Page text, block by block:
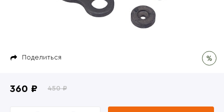
Поделиться
360 ₽ 450 ₽